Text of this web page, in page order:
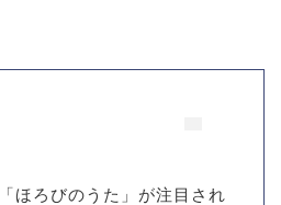
ほろびのうた」が注目され